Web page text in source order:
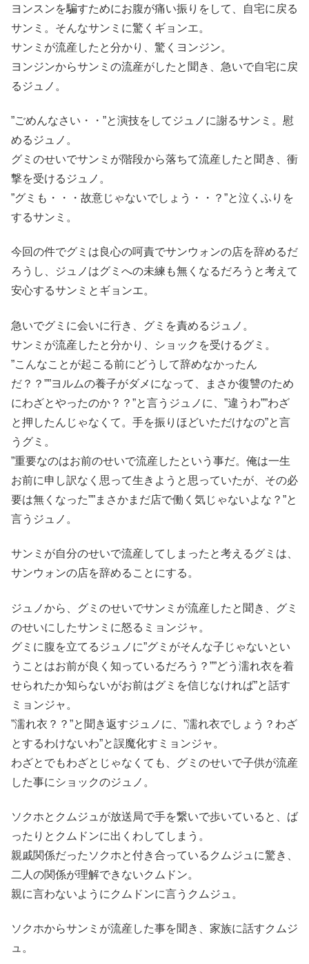
ヨンスンを騙すためにお腹が痛い振りをして、自宅に戻る
サンミ。そんなサンミに驚くギョンエ。
サンミが流産したと分かり、驚くヨンジン。
ヨンジンからサンミの流産がしたと聞き、急いで自宅に戻
るジュノ。
”ごめんなさい・・”と演技をしてジュノに謝るサンミ。慰
めるジュノ。
グミのせいでサンミが階段から落ちて流産したと聞き、衝
撃を受けるジュノ。
”グミも・・・故意じゃないでしょう・・？”と泣くふりを
するサンミ。
今回の件でグミは良心の呵責でサンウォンの店を辞めるだ
ろうし、ジュノはグミへの未練も無くなるだろうと考えて
安心するサンミとギョンエ。
急いでグミに会いに行き、グミを責めるジュノ。
サンミが流産したと分かり、ショックを受けるグミ。
”こんなことが起こる前にどうして辞めなかったん
だ？？””ヨルムの養子がダメになって、まさか復讐のため
にわざとやったのか？？”と言うジュノに、”違うわ””わざ
と押したんじゃなくて。手を振りほどいただけなの”と言
うグミ。
”重要なのはお前のせいで流産したという事だ。俺は一生
お前に申し訳なく思って生きようと思っていたが、その必
要は無くなった””まさかまだ店で働く気じゃないよな？”と
言うジュノ。
サンミが自分のせいで流産してしまったと考えるグミは、
サンウォンの店を辞めることにする。
ジュノから、グミのせいでサンミが流産したと聞き、グミ
のせいにしたサンミに怒るミョンジャ。
グミに腹を立てるジュノに”グミがそんな子じゃないとい
うことはお前が良く知っているだろう？””どう濡れ衣を着
せられたか知らないがお前はグミを信じなければ”と話す
ミョンジャ。
”濡れ衣？？”と聞き返すジュノに、”濡れ衣でしょう？わざ
とするわけないわ”と誤魔化すミョンジャ。
わざとでもわざとじゃなくても、グミのせいで子供が流産
した事にショックのジュノ。
ソクホとクムジュが放送局で手を繋いで歩いていると、ば
ったりとクムドンに出くわしてしまう。
親戚関係だったソクホと付き合っているクムジュに驚き、
二人の関係が理解できないクムドン。
親に言わないようにクムドンに言うクムジュ。
ソクホからサンミが流産した事を聞き、家族に話すクムジ
ュ。